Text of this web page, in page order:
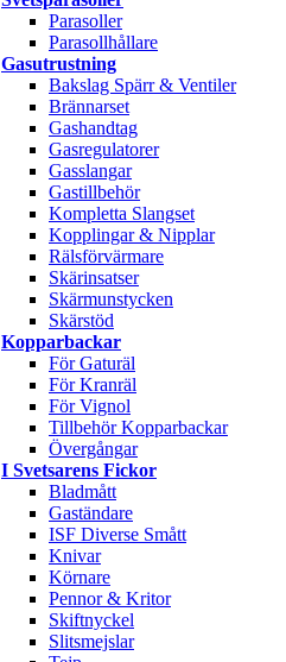
Parasoller
Parasollhållare
Gasutrustning
Bakslag Spärr & Ventiler
Brännarset
Gashandtag
Gasregulatorer
Gasslangar
Gastillbehör
Kompletta Slangset
Kopplingar & Nipplar
Rälsförvärmare
Skärinsatser
Skärmunstycken
Skärstöd
Kopparbackar
För Gaturäl
För Kranräl
För Vignol
Tillbehör Kopparbackar
Övergångar
I Svetsarens Fickor
Bladmått
Gaständare
ISF Diverse Smått
Knivar
Körnare
Pennor & Kritor
Skiftnyckel
Slitsmejslar